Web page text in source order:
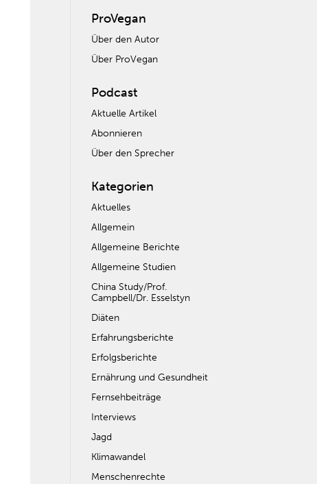
ProVegan
Über den Autor
Über ProVegan
Podcast
Aktuelle Artikel
Abonnieren
Über den Sprecher
Kategorien
Aktuelles
Allgemein
Allgemeine Berichte
Allgemeine Studien
China Study/Prof.
Campbell/Dr. Esselstyn
Diäten
Erfahrungsberichte
Erfolgsberichte
Ernährung und Gesundheit
Fernsehbeiträge
Interviews
Jagd
Klimawandel
Menschenrechte